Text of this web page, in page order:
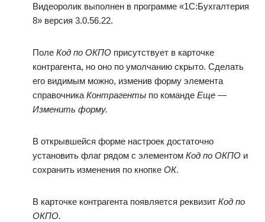
Видеоролик выполнен в программе «1С:Бухгалтерия
8» версия 3.0.56.22.
Поле Код по ОКПО присутствует в карточке
контрагента, но оно по умолчанию скрыто. Сделать
его видимым можно, изменив форму элемента
справочника Контрагенты по команде Еще —
Изменить форму.
В открывшейся форме настроек достаточно
установить флаг рядом с элементом Код по ОКПО и
сохранить изменения по кнопке ОК.
В карточке контрагента появляется реквизит Код по
ОКПО.